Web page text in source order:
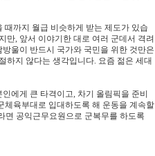
까지 월급 비슷하게 받는 제도가 있습
만, 앞서 이야기한 대로 여러 군데서 격려
울이 반드시 국가와 국민을 위한 것만은
하지 않다는 생각입니다. 요즘 젊은 세대
에게 큰 타격이고, 차기 올림픽을 준비
체육부대로 입대하도록 해 운동을 계속할
면 공익근무요원으로 군복무를 하도록